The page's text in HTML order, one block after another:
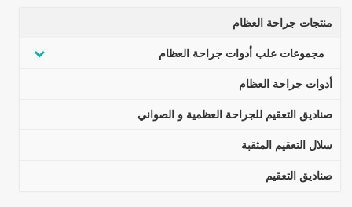
منتجات جراحة العظام
مجموعات علب أدوات جراحة العظام
أدوات جراحة العظام
صناديق التعقيم للجراحة العظمية و الصواني
سلال التعقيم المثقبة
صناديق التعقيم